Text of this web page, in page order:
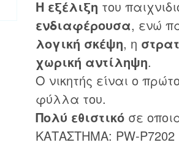
Η εξέλιξη του
ενδιαφέρουσα, ενώ
λογική σκέψη, η
χωρική αντίληψη.
Ο νικητής είναι ο
φύλλα του.
Πολύ εθιστικόσε
ΚΑΤΑΣΤΗΜΑ: PW-P7202